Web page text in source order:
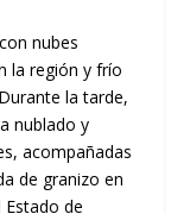
nubes
la región y frío
la tarde,
nublado y
acompañadas
de granizo en
de